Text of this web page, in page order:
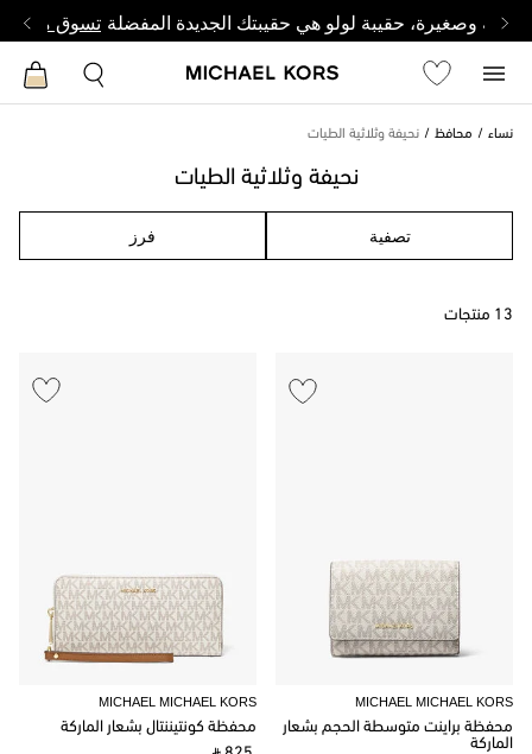
أنيقة وصغيرة، حقيبة لولو هي حقيبتك الجديدة المفضلة تسوق من
نساء محافظ نحيفة وثلاثية الطيات
نحيفة وثلاثية الطيات
تصفية فرز
13 منتجات
MICHAEL MICHAEL KORS
محفظة براينت متوسطة الحجم بشعار
الماركة
MICHAEL MICHAEL KORS
محفظة كونتيننتال بشعار الماركة